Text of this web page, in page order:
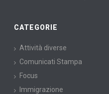
CATEGORIE
Attività diverse
Comunicati Stampa
Focus
Immigrazione